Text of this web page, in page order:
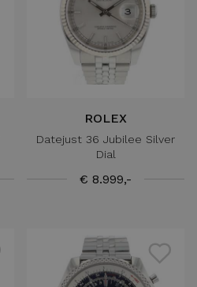
ROLEX
Datejust 36 Jubilee Silver
Dial
€ 8.999,-